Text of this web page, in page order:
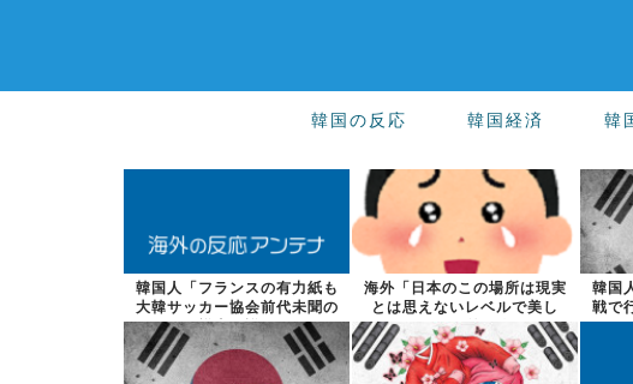
韓国の反応 韓国経済 韓
韓国人「フランスの有力紙も
大韓サッカー協会前代未聞の
不祥事を詳細...
海外「日本のこの場所は現実
とは思えないレベルで美し
い…！」外国人...
韓国
戦で